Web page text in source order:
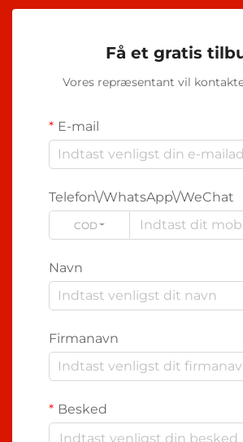
Få et gratis
Vores repræsentant vil
E-mail
Telefon\/WhatsApp\/WeChat
CODE
Navn
Firmanavn
Besked